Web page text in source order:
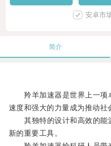
安卓市
简介
羚羊加速器是世界上一项
速度和强大的力量成为推动社
其独特的设计和高效的能
新的重要工具。